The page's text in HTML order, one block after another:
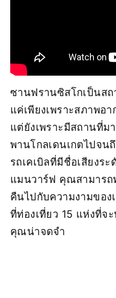
ซานฟรานซิสโกเป็นสถ
แค่เพียงเพราะสภาพอ
แต่ยังเพราะมีสถานที่ม
พานโกลเดนเกตไปจน
รถเคเบิลที่มีชื่อเสียงร
แมนวาร์ฟ คุณสามารถ
คืนไปกับความงามขอ
ที่ท่องเที่ยว 15 แห่งที่จ
คุณน่าจดจำ